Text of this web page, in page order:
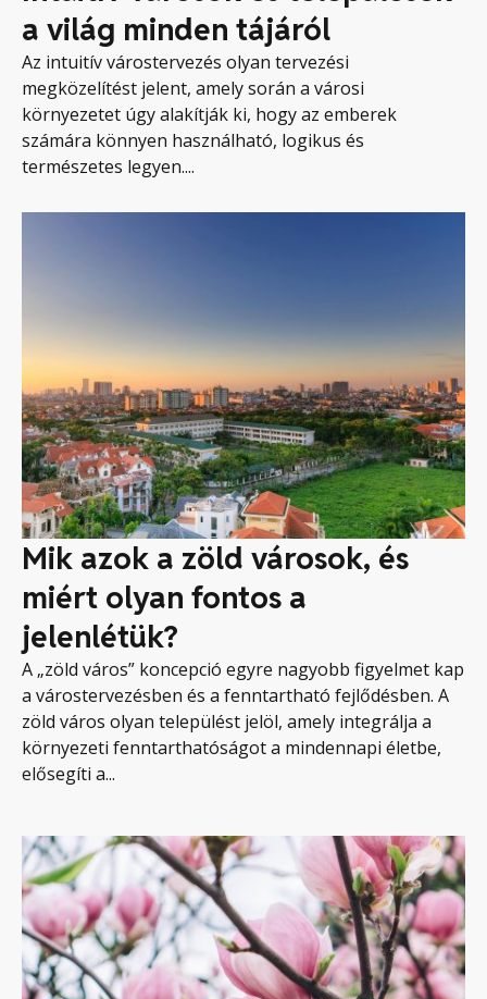
a világ minden tájáról
Az intuitív várostervezés olyan tervezési
megközelítést jelent, amely során a városi
környezetet úgy alakítják ki, hogy az emberek
számára könnyen használható, logikus és
természetes legyen....
Mik azok a zöld városok, és
miért olyan fontos a
jelenlétük?
A „zöld város” koncepció egyre nagyobb figyelmet kap
a várostervezésben és a fenntartható fejlődésben. A
zöld város olyan települést jelöl, amely integrálja a
környezeti fenntarthatóságot a mindennapi életbe,
elősegíti a...